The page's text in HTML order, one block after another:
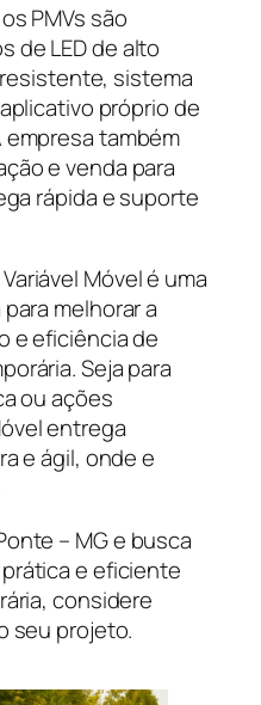
PMVs são
de LED de alto
sistema
próprio de
também
e venda para
rápida e suporte
Móvel é uma
melhorar a
e eficiência de
Seja para
ou ações
entrega
e ágil, onde e
– MG e busca
e eficiente
considere
seu projeto.